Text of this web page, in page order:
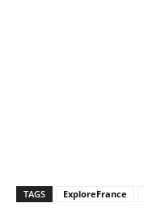
TAGS ExploreFrance